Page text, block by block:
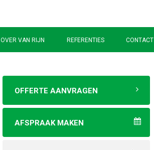
OVER VAN RIJN REFERENTIES CONTACT
OFFERTE AANVRAGEN
AFSPRAAK MAKEN